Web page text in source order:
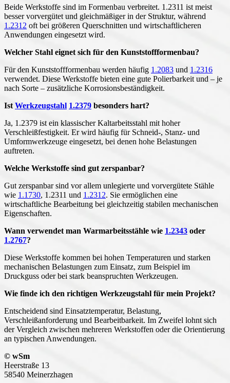
Beide Werkstoffe sind im Formenbau verbreitet. 1.2311 ist meist
besser vorvergütet und gleichmäßiger in der Struktur, während
1.2312 oft bei größeren Querschnitten und wirtschaftlicheren
Anwendungen eingesetzt wird.
Welcher Stahl eignet sich für den Kunststoffformenbau?
Für den Kunststoffformenbau werden häufig 1.2083 und 1.2316
verwendet. Diese Werkstoffe bieten eine gute Polierbarkeit und – je
nach Sorte – zusätzliche Korrosionsbeständigkeit.
Ist Werkzeugstahl 1.2379 besonders hart?
Ja, 1.2379 ist ein klassischer Kaltarbeitsstahl mit hoher
Verschleißfestigkeit. Er wird häufig für Schneid-, Stanz- und
Umformwerkzeuge eingesetzt, bei denen hohe Belastungen
auftreten.
Welche Werkstoffe sind gut zerspanbar?
Gut zerspanbar sind vor allem unlegierte und vorvergütete Stähle
wie 1.1730, 1.2311 und 1.2312. Sie ermöglichen eine
wirtschaftliche Bearbeitung bei gleichzeitig stabilen mechanischen
Eigenschaften.
Wann verwendet man Warmarbeitsstähle wie 1.2343 oder
1.2767?
Diese Werkstoffe kommen bei hohen Temperaturen und starken
mechanischen Belastungen zum Einsatz, zum Beispiel im
Druckguss oder bei stark beanspruchten Werkzeugen.
Wie finde ich den richtigen Werkzeugstahl für mein Projekt?
Entscheidend sind Einsatztemperatur, Belastung,
Verschleißanforderung und Bearbeitbarkeit. Im Zweifel lohnt sich
der Vergleich zwischen mehreren Werkstoffen oder die Orientierung
an typischen Anwendungen.
© wSm
Heerstraße 13
58540 Meinerzhagen